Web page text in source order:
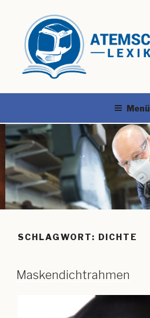
Menü
SCHLAGWORT: DICHTE
Maskendichtrahmen